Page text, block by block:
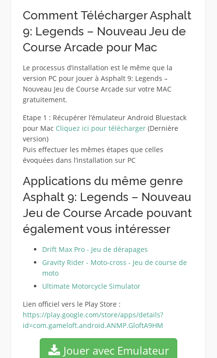
Comment Télécharger Asphalt
9: Legends – Nouveau Jeu de
Course Arcade pour Mac
Le processus d’installation est le même que la
version PC pour jouer à Asphalt 9: Legends –
Nouveau Jeu de Course Arcade sur votre MAC
gratuitement.
Etape 1 : Récupérer l’émulateur Android Bluestack
pour Mac Cliquez ici pour télécharger(Dernière
version)
Puis effectuer les mêmes étapes que celles
évoquées dans l’installation sur PC
Applications du même genre
Asphalt 9: Legends – Nouveau
Jeu de Course Arcade pouvant
également vous intéresser
Drift Max Pro - Jeu de dérapages
Gravity Rider - Moto-cross - Jeu de course de
moto
Ultimate Motorcycle Simulator
Lien officiel vers le Play Store :
https://play.google.com/store/apps/details?
id=com.gameloft.android.ANMP.GloftA9HM
Jouer avec Emulateur